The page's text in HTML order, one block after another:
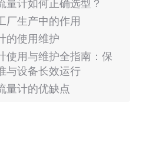
量计如何正确选型？
厂生产中的作用
的使用维护
使用与维护全指南：保
与设备长效运行
量计的优缺点